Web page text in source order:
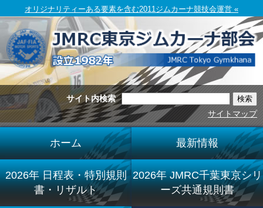
オリジナリティーある要素を含む2011ジムカーナ競技会運営 «
サイト内検索
サイトマップ
ホーム 最新情報
2026年 日程表・特別規則
書・リザルト
2026年 JMRC千葉東京シリ
ーズ共通規則書